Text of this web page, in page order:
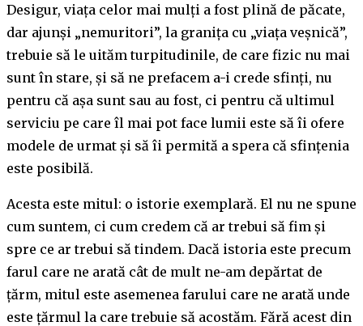
Desigur, viața celor mai mulți a fost plină de păcate,
dar ajunși „nemuritori”, la granița cu „viața veșnică”,
trebuie să le uităm turpitudinile, de care fizic nu mai
sunt în stare, și să ne prefacem a-i crede sfinți, nu
pentru că așa sunt sau au fost, ci pentru că ultimul
serviciu pe care îl mai pot face lumii este să îi ofere
modele de urmat și să îi permită a spera că sfințenia
este posibilă.
Acesta este mitul: o istorie exemplară. El nu ne spune
cum suntem, ci cum credem că ar trebui să fim și
spre ce ar trebui să tindem. Dacă istoria este precum
farul care ne arată cât de mult ne-am depărtat de
țărm, mitul este asemenea farului care ne arată unde
este țărmul la care trebuie să acostăm. Fără acest din